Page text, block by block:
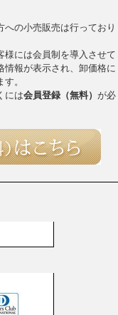
任を負うものとしま
者の利用に伴う損害
売等、現存する販路を
をご検討の際はその
となることはできませ
合には、何らの通知
ます。また、会員は
を負います。
売目的の転用は一切
の改ざん・ウイルス
場合
の小売販売は行っており
様には会員制を導入させて
情報が表示され、卸価格に
。
には会員登録（無料） が必